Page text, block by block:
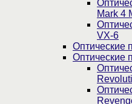
Mark 4
VX-6
Оптические
Оптические